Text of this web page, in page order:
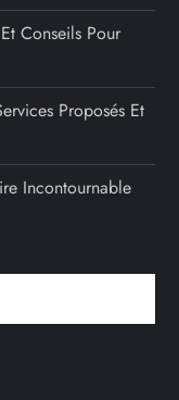
Conseils Pour
Proposés Et
Incontournable